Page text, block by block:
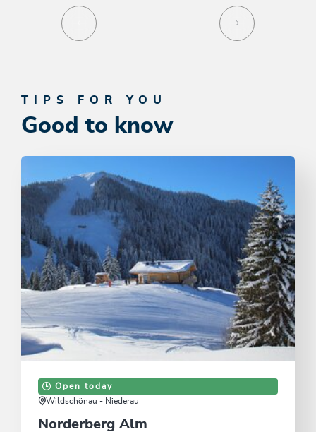
TIPS FOR YOU
Good to know
Open today
Wildschönau - Niederau
Norderberg Alm